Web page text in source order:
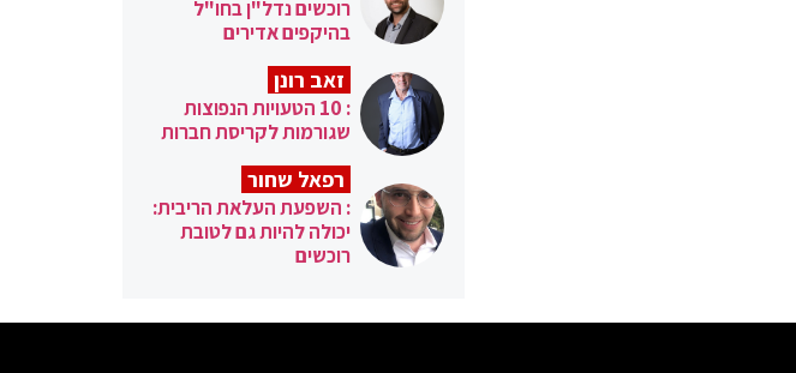
רוכשים נדל"ן בחו"ל
בהיקפים אדירים
זאב רונן
: 10 הטעויות הנפוצות
שגורמות לקריסת חברות
רפאל שחור
: השפעת העלאת הריבית:
יכולה להיות גם לטובת
רוכשים